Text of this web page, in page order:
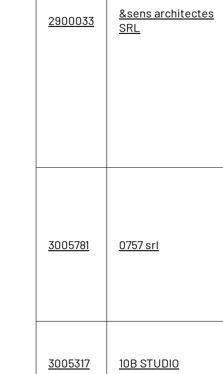
2900033
&sens architectes
SRL
3005781 0757 srl
3005317 10B STUDIO